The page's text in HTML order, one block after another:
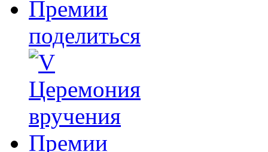
поделиться